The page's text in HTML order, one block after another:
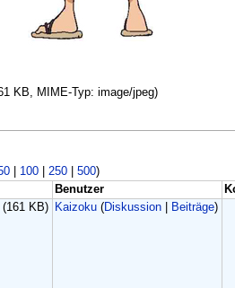
KB, MIME-Typ: image/jpeg)
| 100| 250| 500)
Benutzer
(161 KB) Kaizoku (Diskussion Beiträge)